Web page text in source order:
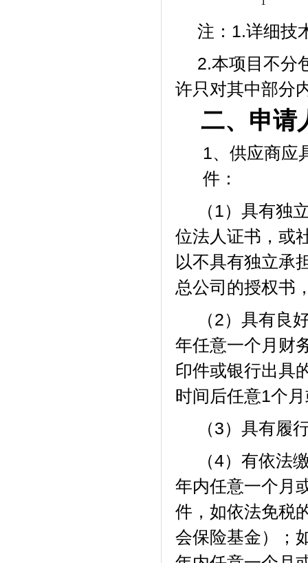
注： 1.详细技
2.本项目不分
许只对其中部分
二、 申请
1、供应商应
件：
（ 1）具有独
位法人证书，或
以不具有独立承
总公司的授权书
（2）具有良
年任意一个月财
印件或银行出具
时间后任意1个
（3）具有履
（4）有依法
年内任意一个月
件，如依法免税
会保险基金）；